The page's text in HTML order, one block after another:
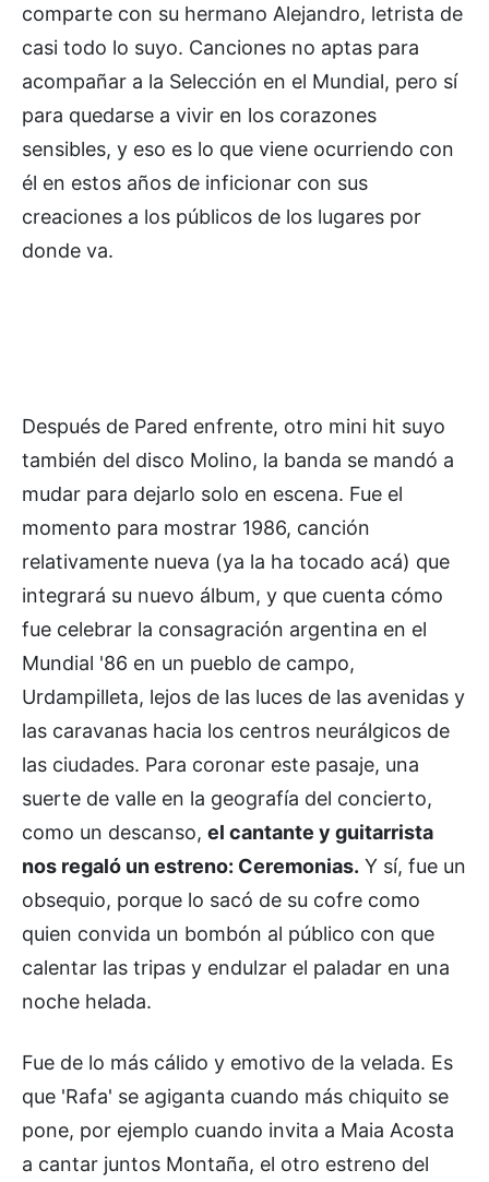
comparte con su hermano Alejandro, letrista de
casi todo lo suyo. Canciones no aptas para
acompañar a la Selección en el Mundial, pero sí
para quedarse a vivir en los corazones
sensibles, y eso es lo que viene ocurriendo con
él en estos años de inficionar con sus
creaciones a los públicos de los lugares por
donde va.
Después de Pared enfrente, otro mini hit suyo
también del disco Molino, la banda se mandó a
mudar para dejarlo solo en escena. Fue el
momento para mostrar 1986, canción
relativamente nueva (ya la ha tocado acá) que
integrará su nuevo álbum, y que cuenta cómo
fue celebrar la consagración argentina en el
Mundial '86 en un pueblo de campo,
Urdampilleta, lejos de las luces de las avenidas y
las caravanas hacia los centros neurálgicos de
las ciudades. Para coronar este pasaje, una
suerte de valle en la geografía del concierto,
como un descanso, el cantante y guitarrista
nos regaló un estreno: Ceremonias. Y sí, fue un
obsequio, porque lo sacó de su cofre como
quien convida un bombón al público con que
calentar las tripas y endulzar el paladar en una
noche helada.
Fue de lo más cálido y emotivo de la velada. Es
que 'Rafa' se agiganta cuando más chiquito se
pone, por ejemplo cuando invita a Maia Acosta
a cantar juntos Montaña, el otro estreno del